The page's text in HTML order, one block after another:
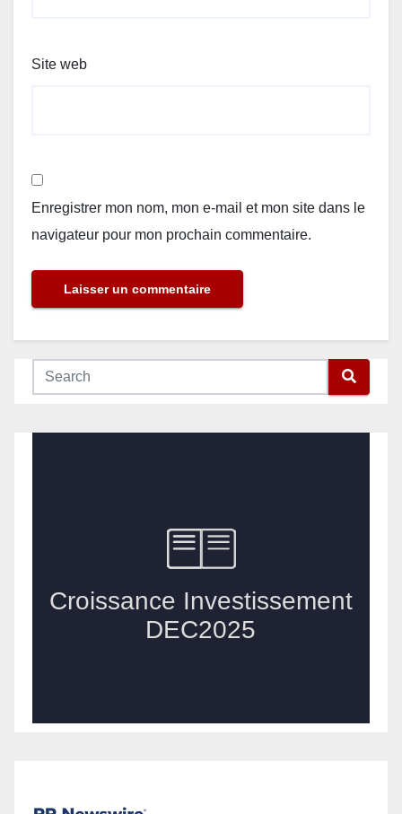
Site web
Enregistrer mon nom, mon e-mail et mon site dans le
navigateur pour mon prochain commentaire.